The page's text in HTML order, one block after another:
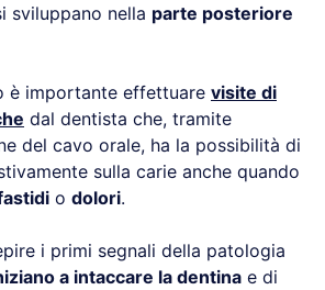
sviluppano nella parte posteriore
è importante effettuare visite di
dal dentista che, tramite
del cavo orale, ha la possibilità di
sulla carie anche quando
o dolori.
i primi segnali della patologia
a intaccare la dentina e di